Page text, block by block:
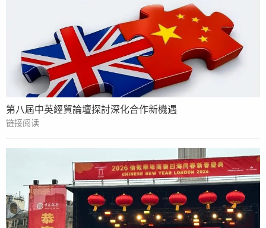
第八屆中英經貿論壇探討深化合作新機遇
链接阅读